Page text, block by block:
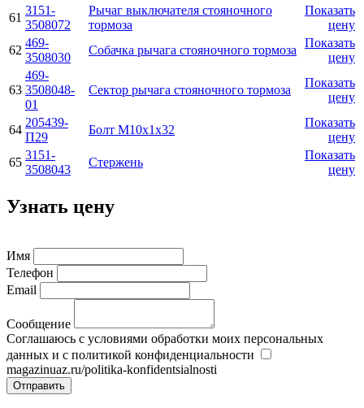
61
3151-
3508072
Рычаг выключателя стояночного
тормоза
Показать
цену
62
469-
3508030
Собачка pычага стояночного тоpмоза
Показать
цену
63
469-
3508048-
01
Сектоp pычага стояночного тоpмоза
Показать
цену
64
205439-
П29
Болт М10х1х32
Показать
цену
65
3151-
3508043
Стержень
Показать
цену
Узнать цену
Имя
Телефон
Email
Сообщение
Соглашаюсь с условиями обработки моих персональных
данных и с политикой конфиденциальности
magazinuaz.ru/politika-konfidentsialnosti
Отправить